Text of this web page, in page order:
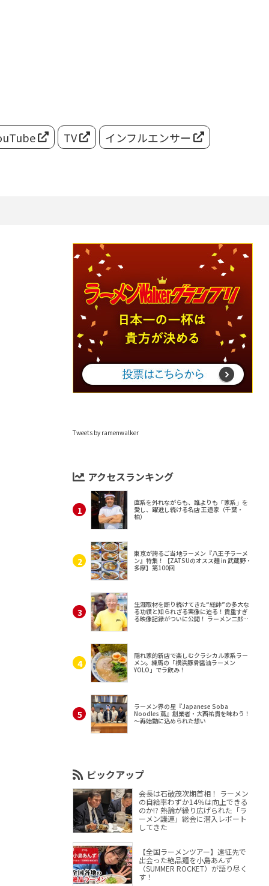
TV インフルエンサー
Tweets by ramenwalker
アクセスランキング
直系を外れながらも、誰よりも「家系」を
愛し、躍進し続ける名店 王道家（千葉・
柏）
東京が誇るご当地ラーメン『八王子ラーメ
ン』特集！【ZATSUのオスス麺 in 武蔵野・
多摩】第100回
生涯取材を断り続けてきた“総帥”の多大な
る功績と知られざる実像に迫る！貴重すぎ
る映像記録がついに公開！ ラーメン二郎
隠れ家的新店で楽しむクラシカル家系ラー
メン。練馬の「横浜豚骨醤油ラーメン
YOLO」でラ飲み！
ラーメン界の星『Japanese Soba
Noodles 蔦』創業者・大西祐貴を味わう！
～再始動に込められた想い
ピックアップ
会長は石破茂次期首相！ ラーメン
の自給率わずか14％は向上できる
のか!? 熱論が繰り広げられた「ラ
ーメン議連」総会に潜入レポート
してきた
【全国ラーメンツアー】遠征先で
出会った絶品麺を小島あんず
（SUMMER ROCKET）が語り尽く
す！